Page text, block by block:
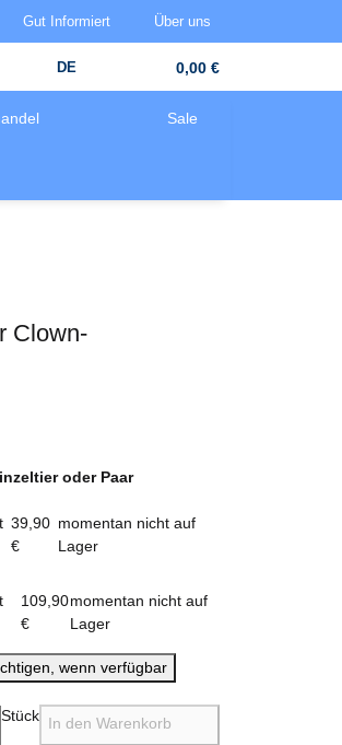
Gut Informiert Über uns
DE 0,00 €
Sale
Clown-
oder Paar
39,90
€
momentan nicht auf
Lager
109,90
€
momentan nicht auf
Lager
wenn verfügbar
Stück In den Warenkorb